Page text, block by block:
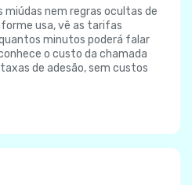
miúdas nem regras ocultas de
usa, vê as tarifas
minutos poderá falar
o custo da chamada
de adesão, sem custos